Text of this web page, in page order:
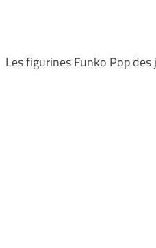
Les figurines Funko Pop